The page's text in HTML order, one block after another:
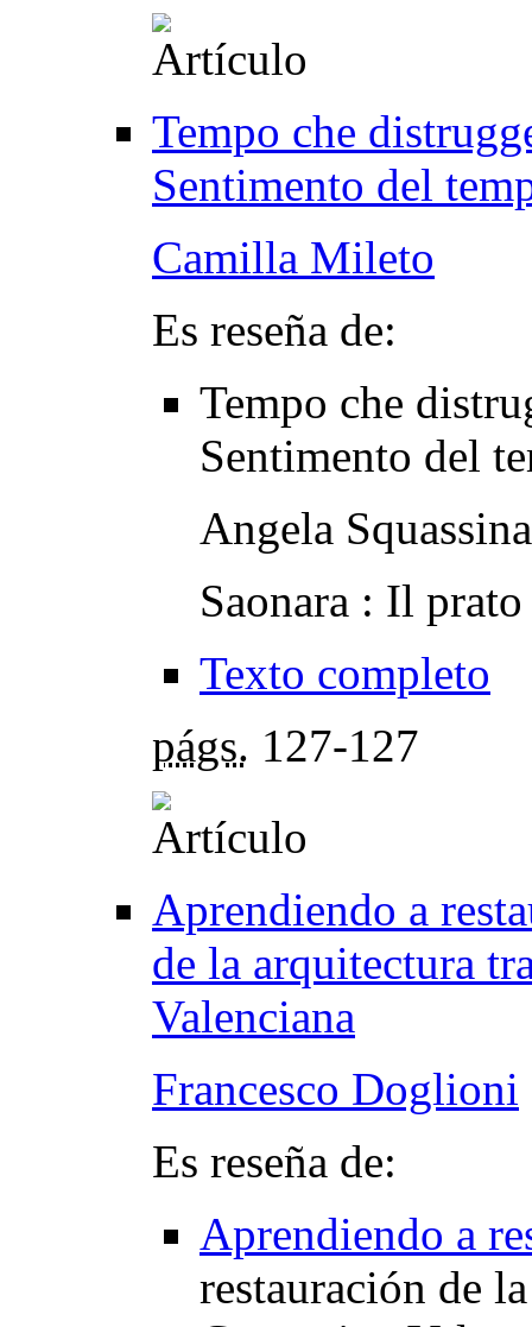
Tempo che
Sentimento del
Camilla Mileto
Es reseña de:
Tempo che
Sentimento del
Angela Squassina
Saonara : Il
Texto completo
págs. 127-127
Aprendiendo a
de la arquitectura
Valenciana
Francesco Doglioni
Es reseña de:
Aprendiendo a
restauración de